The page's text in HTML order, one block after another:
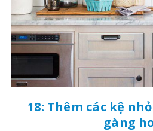
18: Thêm các kệ
gàng